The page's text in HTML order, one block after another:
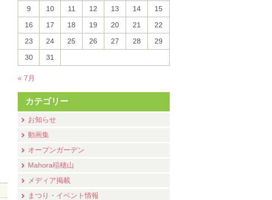
9
10 11 12 13 14
15
16
17 18 19 20 21
22
23
24 25 26 27 28
29
30
31
« 7月
カテゴリー
お知らせ
動画集
オープンガーデン
Mahora稲穂山
メディア掲載
まつり・イベント情報